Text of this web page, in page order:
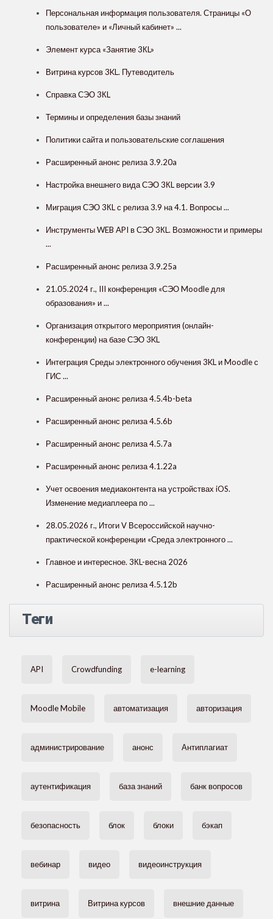
Персональная информация пользователя. Страницы «О
пользователе» и «Личный кабинет» ...
Элемент курса «Занятие 3КL»
Витрина курсов 3KL. Путеводитель
Справка СЭО 3КL
Термины и определения базы знаний
Политики сайта и пользовательские соглашения
Расширенный анонс релиза 3.9.20a
Настройка внешнего вида СЭО 3КL версии 3.9
Миграция СЭО 3КL с релиза 3.9 на 4.1. Вопросы ...
Инструменты WEB API в СЭО 3КL. Возможности и примеры
...
Расширенный анонс релиза 3.9.25a
21.05.2024 г., III конференция «СЭО Moodle для
образования» и ...
Организация открытого мероприятия (онлайн-
конференции) на базе СЭО 3KL
Интеграция Cреды электронного обучения 3KL и Moodle с
ГИС ...
Расширенный анонс релиза 4.5.4b-beta
Расширенный анонс релиза 4.5.6b
Расширенный анонс релиза 4.5.7a
Расширенный анонс релиза 4.1.22a
Учет освоения медиаконтента на устройствах iOS.
Изменение медиаплеера по ...
28.05.2026 г., Итоги V Всероссийской научно-
практической конференции «Среда электронного ...
Главное и интересное. 3КL-весна 2026
Расширенный анонс релиза 4.5.12b
Теги
API Crowdfunding e-learning
Moodle Mobile автоматизация авторизация
администрирование анонс Антиплагиат
аутентификация база знаний банк вопросов
безопасность блок блоки бэкап
вебинар видео видеоинструкция
витрина Витрина курсов внешние данные